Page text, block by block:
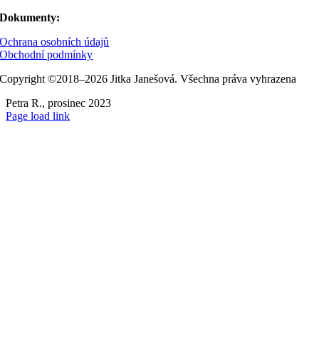
Dokumenty:
Ochrana osobních údajů
Obchodní podmínky
Copyright ©2018–2026 Jitka Janešová. Všechna práva vyhrazena
Petra R., prosinec 2023
Page load link